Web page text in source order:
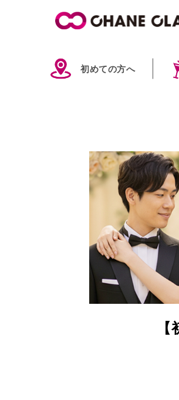
初めての方へ